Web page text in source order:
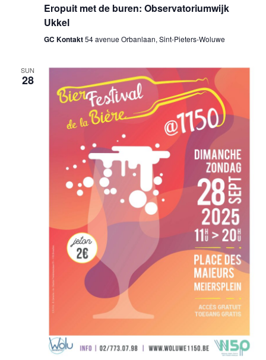
Eropuit met de buren: Observatoriumwijk
Ukkel
GC Kontakt54 avenue Orbanlaan, Sint-Pieters-Woluwe
SUN
28